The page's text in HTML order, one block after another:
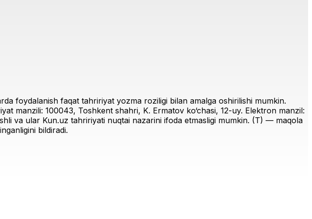
foydalanish faqat tahririyat yozma roziligi bilan amalga oshirilishi mumkin.
manzili: 100043, Toshkent shahri, K. Ermatov ko‘chasi, 12-uy. Elektron manzil:
va ular Kun.uz tahririyati nuqtai nazarini ifoda etmasligi mumkin. (T) — maqola
bildiradi.